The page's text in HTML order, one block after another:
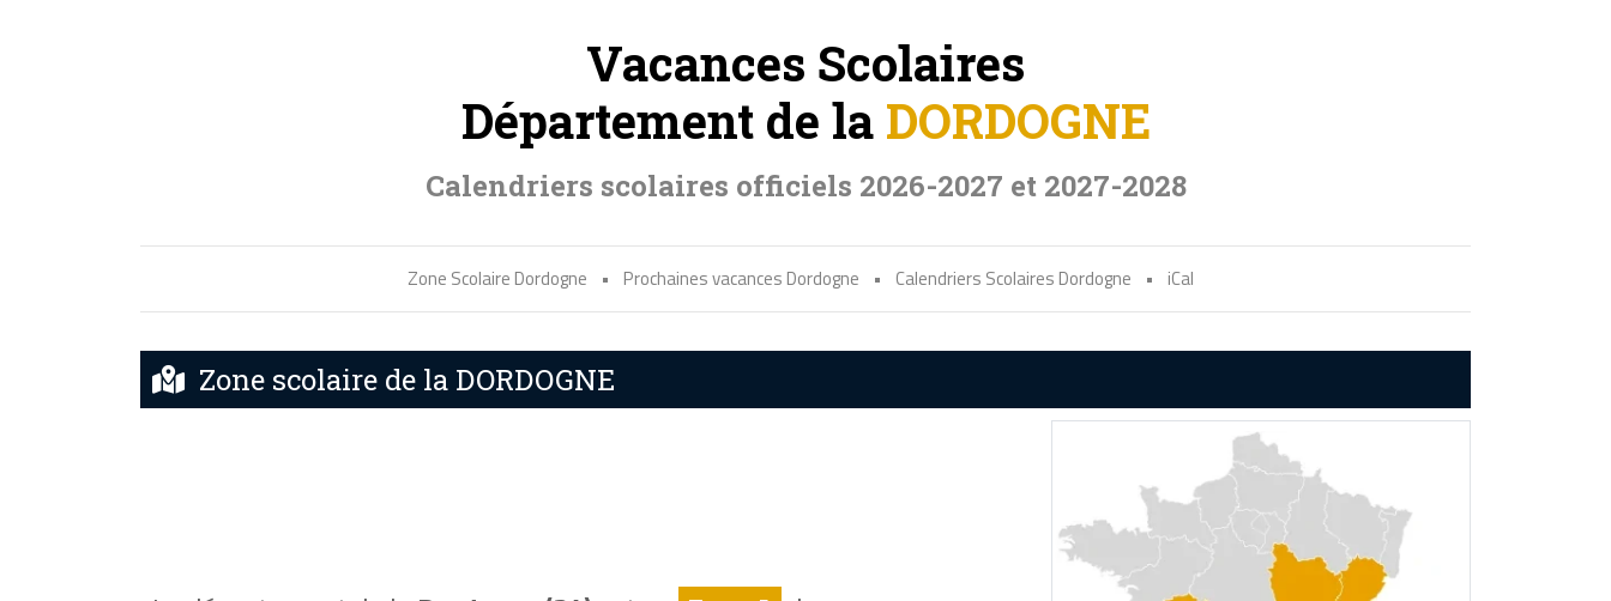
Vacances Scolaires
Département de la DORDOGNE
Calendriers scolaires officiels 2026-2027 et 2027-2028
Zone Scolaire Dordogne • Prochaines vacances Dordogne • Calendriers Scolaires Dordogne • iCal
Zone scolaire de la DORDOGNE